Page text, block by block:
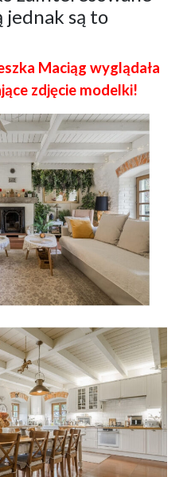
jednak są to
Maciąg wyglądała
zdjęcie modelki!